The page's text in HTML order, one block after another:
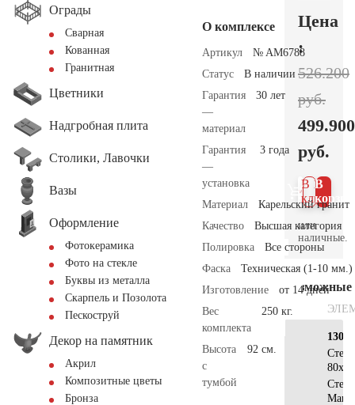
Ограды
Сварная
Кованная
Гранитная
Цветники
Надгробная плита
Столики, Лавочки
Вазы
Оформление
Фотокерамика
Фото на стекле
Буквы из металла
Скарпель и Позолота
Пескоструй
Декор на памятник
Акрил
Композитные цветы
Бронза
О комплексе
Артикул
№ AM6788
Статус
В наличии
Гарантия
—
материал
30 лет
Гарантия
—
установка
3 года
Материал
Карельский гранит
Качество
Высшая категория
Полировка
Все стороны
Фаска
Техническая (1-10 мм.)
Изготовление
от 14 дней
Вес
комплекта
250 кг.
Высота
с
тумбой
92 см.
Цена
:
526.200
руб.
499.900
руб.
В
В 1
клик
или
наличные.
Возможные
Стела